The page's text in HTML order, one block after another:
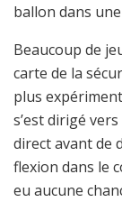
ballon dans
Beaucoup de
carte de la
plus
s’est dirigé
direct avant de
flexion dans le
eu aucune